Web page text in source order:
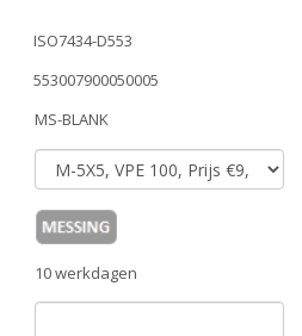
ISO7434-D553
553007900050005
MS-BLANK
10 werkdagen